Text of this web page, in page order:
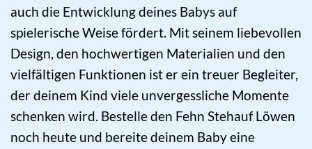
auch die Entwicklung deines Babys auf
spielerische Weise fördert. Mit seinem liebevollen
Design, den hochwertigen Materialien und den
vielfältigen Funktionen ist er ein treuer Begleiter,
der deinem Kind viele unvergessliche Momente
schenken wird. Bestelle den Fehn Stehauf Löwen
noch heute und bereite deinem Baby eine